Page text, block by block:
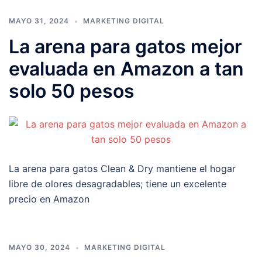
MAYO 31, 2024 MARKETING DIGITAL
La arena para gatos mejor
evaluada en Amazon a tan
solo 50 pesos
La arena para gatos Clean & Dry mantiene el hogar
libre de olores desagradables; tiene un excelente
precio en Amazon
MAYO 30, 2024 MARKETING DIGITAL